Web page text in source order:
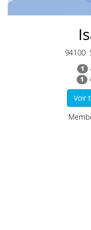
94100
1
1